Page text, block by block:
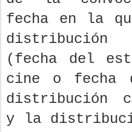
fecha en la
distribución
(fecha del
cine o fecha
distribución
y la